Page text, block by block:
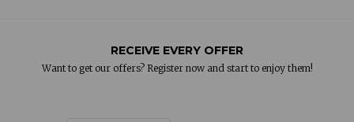
RECEIVE EVERY OFFER
Want to get our offers? Register now and start to enjoy them!